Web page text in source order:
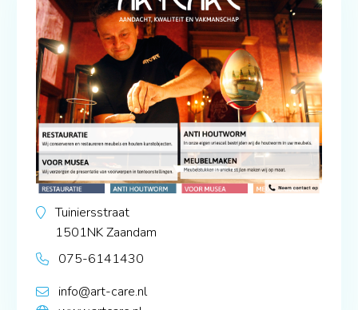
Tuiniersstraat
1501NKZaandam
075-6141430
info@art-care.nl